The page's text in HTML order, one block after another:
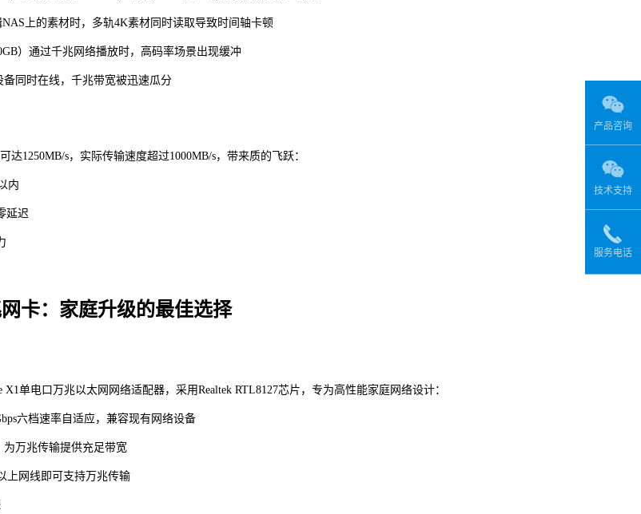
NAS上的素材时，多轨4K素材同时读取导致时间轴卡顿
）通过千兆网络播放时，高码率场景出现缓冲
同时在线，千兆带宽被迅速瓜分
达1250MB/s，实际传输速度超过1000MB/s，带来质的飞跃：
内
延迟
卡：家庭升级的最佳选择
单电口万兆以太网网络适配器，采用Realtek RTL8127芯片，专为高性能家庭网络设计：
六档速率自适应，兼容现有网络设备
为万兆传输提供充足带宽
上网线即可支持万兆传输
产品咨询
技术支持
服务电话